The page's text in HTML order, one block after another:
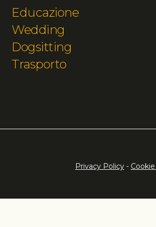
Educazione
Wedding
Dogsitting
Trasporto
Privacy Policy -